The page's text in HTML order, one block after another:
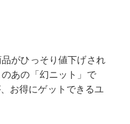
がひっそり値下げされ
あの「幻ニット」で
お得にゲットできるユ